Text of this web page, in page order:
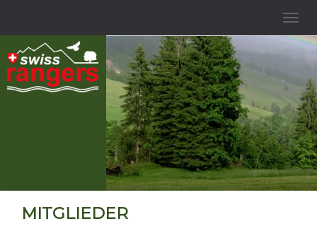
Toggle
MITGLIEDER